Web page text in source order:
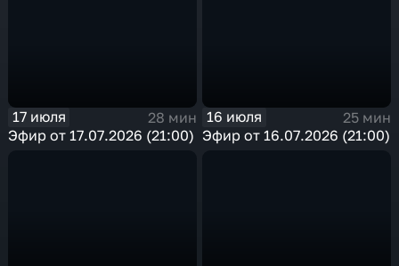
17 июля
28 мин
Эфир от 17.07.2026 (21:00)
16 июля
25 мин
Эфир от 16.07.2026 (21:00)